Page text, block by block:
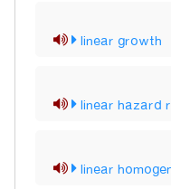
linear growth
linear hazard
linear